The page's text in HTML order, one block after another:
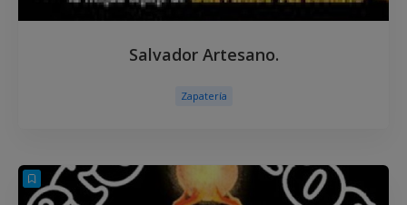
Salvador Artesano.
Zapatería